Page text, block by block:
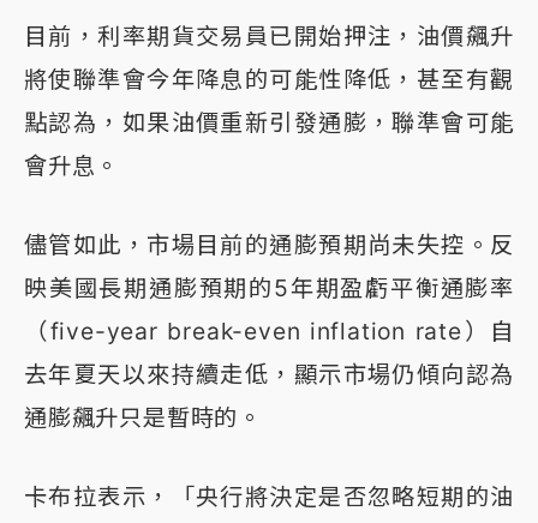
目前，利率期貨交易員已開始押注，油價飆升
將使聯準會今年降息的可能性降低，甚至有觀
點認為，如果油價重新引發通膨，聯準會可能
會升息。
儘管如此，市場目前的通膨預期尚未失控。反
映美國長期通膨預期的5年期盈虧平衡通膨率
（five-year break-even inflation rate）自
去年夏天以來持續走低，顯示市場仍傾向認為
通膨飆升只是暫時的。
卡布拉表示，「央行將決定是否忽略短期的油